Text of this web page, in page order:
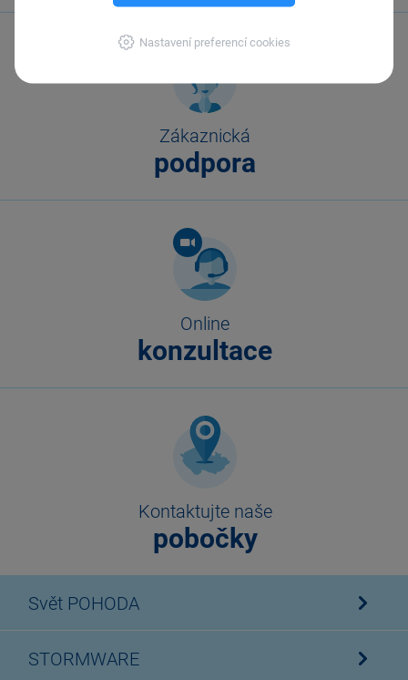
Nastavení preferencí cookies
Zákaznická
podpora
Online
konzultace
Kontaktujte naše
pobočky
Svět POHODA
STORMWARE